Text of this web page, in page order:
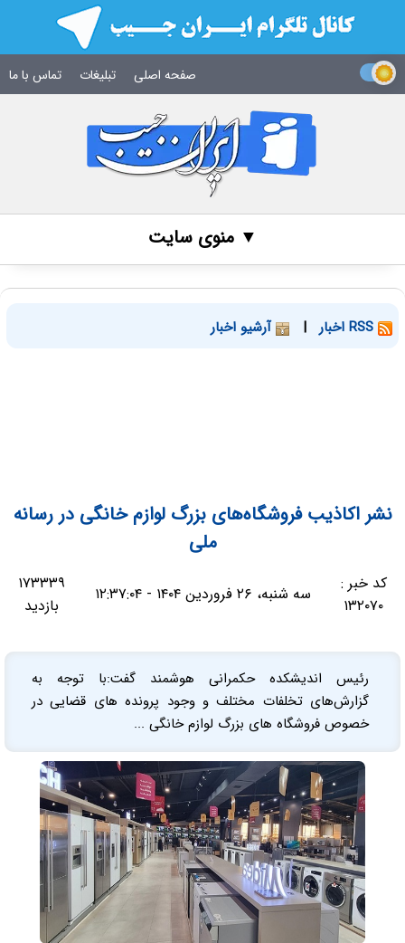
صفحه اصلی تبلیغات تماس با ما
▼ منوی سایت
| آرشیو اخبار
نشر اکاذیب فروشگاه‌های بزرگ لوازم خانگی در رسانه
ملی
کد خبر :
۱۳۲۰۷۰
سه شنبه، ۲۶ فروردین ۱۴۰۴ - ۱۲:۳۷:۰۴
۱۷۳۳۳۹
بازدید
رئیس اندیشکده حکمرانی هوشمند گفت:با توجه به
گزارش‌های تخلفات مختلف و وجود پرونده های قضایی در
خصوص فروشگاه های بزرگ لوازم خانگی ...